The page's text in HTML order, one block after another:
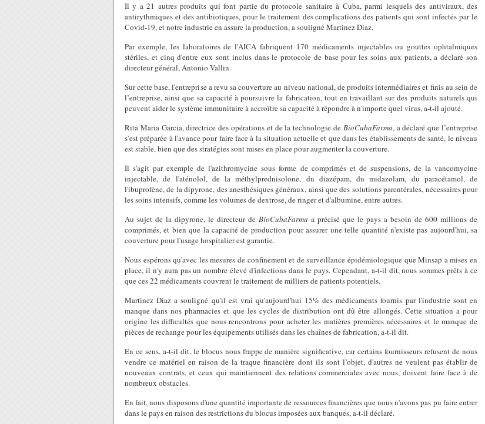
Il y a 21 autres produits qui font partie du protocole sanitaire à Cuba, parmi lesquels des antiviraux, des
antirythmiques et des antibiotiques, pour le traitement des complications des patients qui sont infectés par le
Covid-19, et notre industrie en assure la production, a souligné Martinez Diaz.
Par exemple, les laboratoires de l'AICA fabriquent 170 médicaments injectables ou gouttes ophtalmiques
stériles, et cinq d'entre eux sont inclus dans le protocole de base pour les soins aux patients, a déclaré son
directeur général, Antonio Vallin.
Sur cette base, l'entreprise a revu sa couverture au niveau national, de produits intermédiaires et finis au sein de
l’entreprise, ainsi que sa capacité à poursuivre la fabrication, tout en travaillant sur des produits naturels qui
peuvent aider le système immunitaire à accroître sa capacité à répondre à n'importe quel virus, a-t-il ajouté.
Rita Maria Garcia, directrice des opérations et de la technologie de BioCubaFarma, a déclaré que l’entreprise
s’est préparée à l'avance pour faire face à la situation actuelle et que dans les établissements de santé, le niveau
est stable, bien que des stratégies sont mises en place pour augmenter la couverture.
Il s'agit par exemple de l'azithromycine sous forme de comprimés et de suspensions, de la vancomycine
injectable, de l'aténolol, de la méthylprednisolone, du diazépam, du midazolam, du paracétamol, de
l'ibuprofène, de la dipyrone, des anesthésiques généraux, ainsi que des solutions parentérales, nécessaires pour
les soins intensifs, comme les volumes de dextrose, de ringer et d'albumine, entre autres.
Au sujet de la dipyrone, le directeur de BioCubaFarma a précisé que le pays a besoin de 600 millions de
comprimés, et bien que la capacité de production pour assurer une telle quantité n'existe pas aujourd'hui, sa
couverture pour l'usage hospitalier est garantie.
Nous espérons qu'avec les mesures de confinement et de surveillance épidémiologique que Minsap a mises en
place, il n'y aura pas un nombre élevé d'infections dans le pays. Cependant, a-t-il dit, nous sommes prêts à ce
que ces 22 médicaments couvrent le traitement de milliers de patients potentiels.
Martinez Diaz a souligné qu'il est vrai qu'aujourd'hui 15% des médicaments fournis par l'industrie sont en
manque dans nos pharmacies et que les cycles de distribution ont dû être allongés. Cette situation a pour
origine les difficultés que nous rencontrons pour acheter les matières premières nécessaires et le manque de
pièces de rechange pour les équipements utilisés dans les chaînes de fabrication, a-t-il dit.
En ce sens, a-t-il dit, le blocus nous frappe de manière significative, car certains fournisseurs refusent de nous
vendre ce matériel en raison de la traque financière dont ils sont l’objet, d'autres ne veulent pas établir de
nouveaux contrats, et ceux qui maintiennent des relations commerciales avec nous, doivent faire face à de
nombreux obstacles.
En fait, nous disposons d'une quantité importante de ressources financières que nous n'avons pas pu faire entrer
dans le pays en raison des restrictions du blocus imposées aux banques, a-t-il déclaré.